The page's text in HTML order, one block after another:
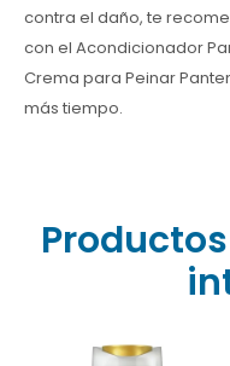
contra el daño, te
con el Acondicionador
Crema para Peinar
más tiempo.